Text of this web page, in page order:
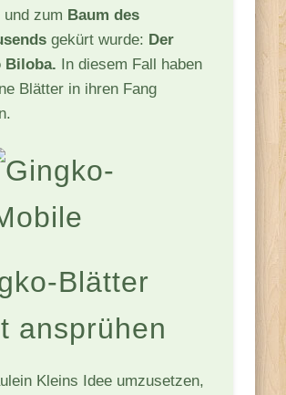
und zum Baum des
gekürt wurde: Der
Biloba. In diesem Fall haben
Blätter in ihren Fang
Blätter
ansprühen
Kleins Idee umzusetzen,